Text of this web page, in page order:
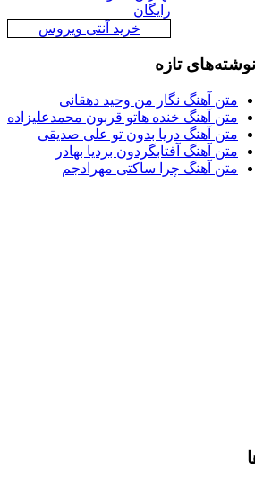
رایگان
خرید آنتی ویروس
تازه
آهنگ نگار من وحید دهقانی
آهنگ خنده هاتو قربون محمدعلیزاده
آهنگ دریا بدون تو علی صدیقی
آهنگ آفتابگردون بردیا بهادر
آهنگ چرا ساکتی مهرادجم